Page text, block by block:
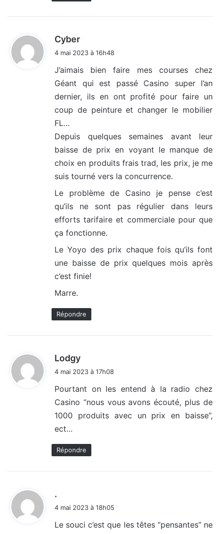
Cyber
4 mai 2023 à 16h48
J’aimais bien faire mes courses chez
Géant qui est passé Casino super l’an
dernier, ils en ont profité pour faire un
coup de peinture et changer le mobilier
FL…
Depuis quelques semaines avant leur
baisse de prix en voyant le manque de
choix en produits frais trad, les prix, je me
suis tourné vers la concurrence.
Le problème de Casino je pense c’est
qu’ils ne sont pas régulier dans leurs
efforts tarifaire et commerciale pour que
ça fonctionne.
Le Yoyo des prix chaque fois qu’ils font
une baisse de prix quelques mois après
c’est finie!
Marre.
Répondre
Lodgy
i
4 mai 2023 à 17h08
Pourtant on les entend à la radio chez
Casino “nous vous avons écouté, plus de
1000 produits avec un prix en baisse”,
ect…
Répondre
.
i
4 mai 2023 à 18h05
Le souci c’est que les têtes “pensantes” ne